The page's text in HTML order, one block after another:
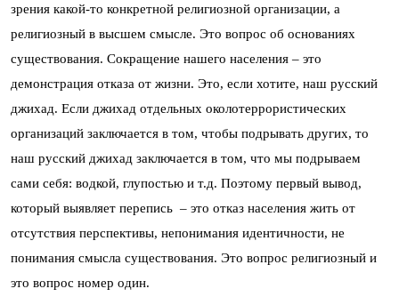
зрения какой-то конкретной религиозной организации, а
религиозный в высшем смысле. Это вопрос об основаниях
существования. Сокращение нашего населения – это
демонстрация отказа от жизни. Это, если хотите, наш русский
джихад. Если джихад отдельных околотеррористических
организаций заключается в том, чтобы подрывать других, то
наш русский джихад заключается в том, что мы подрываем
сами себя: водкой, глупостью и т.д. Поэтому первый вывод,
который выявляет перепись – это отказ населения жить от
отсутствия перспективы, непонимания идентичности, не
понимания смысла существования. Это вопрос религиозный и
это вопрос номер один.